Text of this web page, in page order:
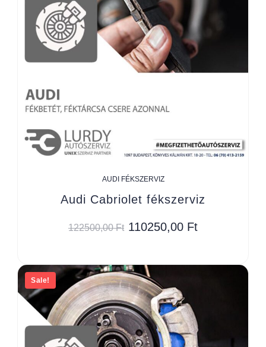
AUDI FÉKSZERVIZ
Audi Cabriolet fékszerviz
122500,00Ft 110250,00 Ft
Sale!